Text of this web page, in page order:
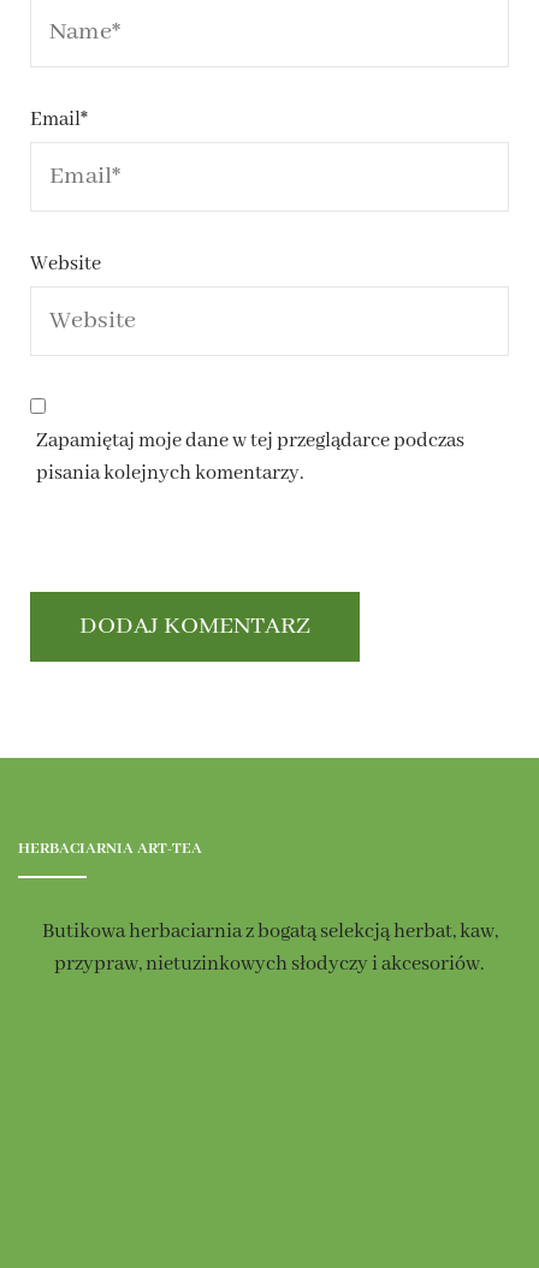
Email*
Website
Zapamiętaj moje dane w tej przeglądarce podczas
pisania kolejnych komentarzy.
HERBACIARNIA ART-TEA
Butikowa herbaciarnia z bogatą selekcją herbat, kaw,
przypraw, nietuzinkowych słodyczy i akcesoriów.